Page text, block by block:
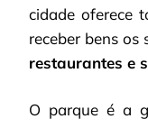
cidade oferece
receber bens os
restaurantes e
O parque é a